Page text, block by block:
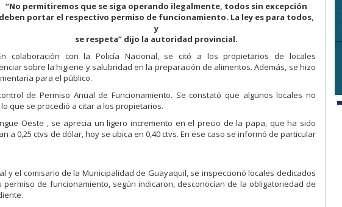
“No permitiremos que se siga operando ilegalmente, todos sin excepción
deben portar el respectivo permiso de funcionamiento. La ley es para todos,
y
se respeta” dijo la autoridad provincial.
colaboración con la Policía Nacional, se citó a los propietarios de locales
sobre la higiene y salubridad en la preparación de alimentos. Además, se hizo
para el público.
de Permiso Anual de Funcionamiento. Se constató que algunos locales no
que se procedió a citar a los propietarios.
Oeste , se aprecia un ligero incremento en el precio de la papa, que ha sido
0,25 ctvs de dólar, hoy se ubica en 0,40 ctvs. En ese caso se informó de particular
y el comisario de la Municipalidad de Guayaquil, se inspeccionó locales dedicados
de funcionamiento, según indicaron, desconocían de la obligatoriedad de